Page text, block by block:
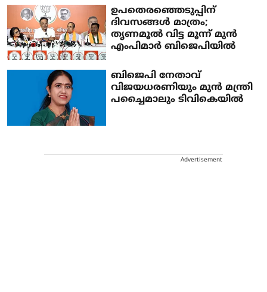
ഉപതെരഞ്ഞെടുപ്പിന്
ദിവസങ്ങള്‍ മാത്രം;
തൃണമൂല്‍ വിട്ട മൂന്ന് മുന്‍
എംപിമാര്‍ ബിജെപിയില്‍
ബിജെപി നേതാവ്
വിജയധരണിയും മുന്‍ മന്ത്രി
പച്ചൈമാലും ടിവികെയില്‍
Advertisement